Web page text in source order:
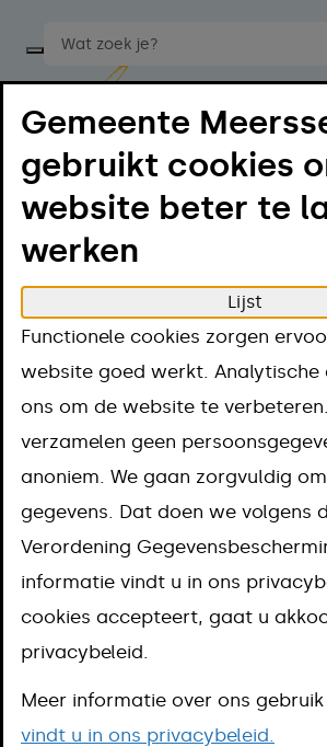
Start een spraakopdracht
Toeslagen,
Exploitatiesubsidie
Aanpak
Kosten
Omschrijving
Voorwaarden
Meer informatie
De exploitatiesubsidie is
subsidie voor
Gemeente
gebruikt cookies
website beter te
werken
Lijst
Functionele cookies zorgen
website goed werkt. Analytische
ons om de website te
verzamelen geen
anoniem. We gaan zorgvuldig
gegevens. Dat doen we volgens
Verordening
informatie vindt u in ons
cookies accepteert, gaat u
privacybeleid.
Meer informatie over ons
vindt u in ons privacybeleid.